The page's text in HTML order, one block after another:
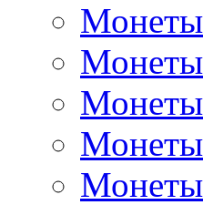
Монеты